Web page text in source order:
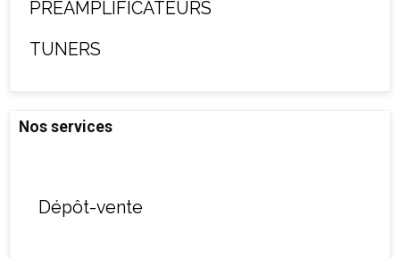
PREAMPLIFICATEURS
TUNERS
Nos services
Dépôt-vente